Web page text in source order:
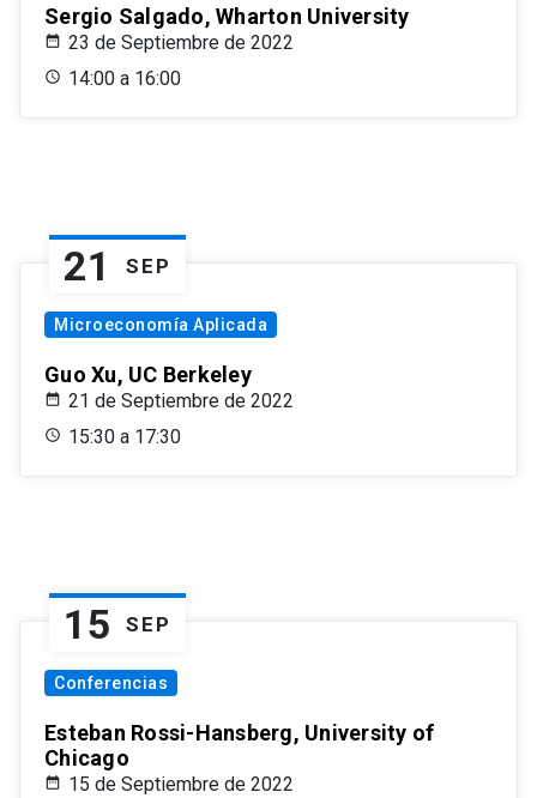
Sergio Salgado, Wharton University
23 de Septiembre de 2022
14:00 a 16:00
21 SEP
Microeconomía Aplicada
Guo Xu, UC Berkeley
21 de Septiembre de 2022
15:30 a 17:30
15 SEP
Conferencias
Esteban Rossi-Hansberg, University of
Chicago
15 de Septiembre de 2022